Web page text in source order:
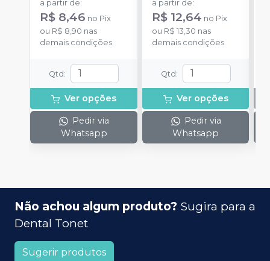
a partir de:
R$ 8,46 no Pix
ou R$ 8,90 nas
demais condições
Qtd :
Ver opções
Pedir via
Whatsapp
a partir de:
R$ 12,64 no Pix
ou R$ 13,30 nas
demais condições
Qtd :
Ver opções
Pedir via
Whatsapp
Não achou algum produto? Sugira para a
Dental Tonet
Sugerir produtos